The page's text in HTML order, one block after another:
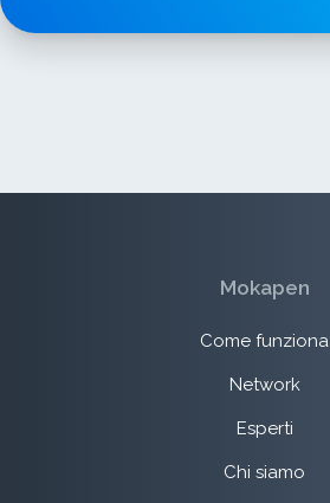
Mokapen
Come funziona
Network
Esperti
Chi siamo